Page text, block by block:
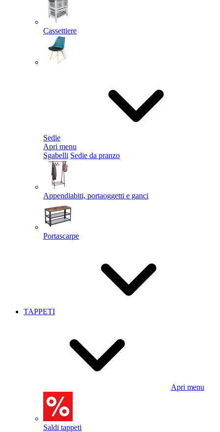
Cassettiere
Sedie
Apri menu
Sgabelli Sedie da pranzo
Appendiabiti, portaoggetti e ganci
Portascarpe
TAPPETI
Apri menu
Saldi tappeti